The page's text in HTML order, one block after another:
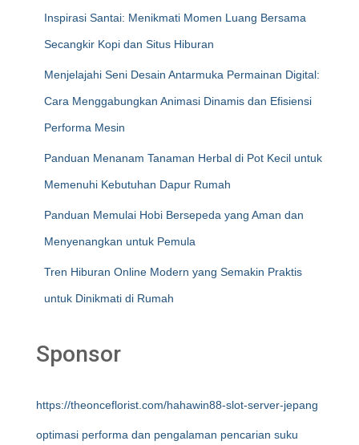
Inspirasi Santai: Menikmati Momen Luang Bersama
Secangkir Kopi dan Situs Hiburan
Menjelajahi Seni Desain Antarmuka Permainan Digital:
Cara Menggabungkan Animasi Dinamis dan Efisiensi
Performa Mesin
Panduan Menanam Tanaman Herbal di Pot Kecil untuk
Memenuhi Kebutuhan Dapur Rumah
Panduan Memulai Hobi Bersepeda yang Aman dan
Menyenangkan untuk Pemula
Tren Hiburan Online Modern yang Semakin Praktis
untuk Dinikmati di Rumah
Sponsor
https://theonceflorist.com/hahawin88-slot-server-jepang
optimasi performa dan pengalaman pencarian suku